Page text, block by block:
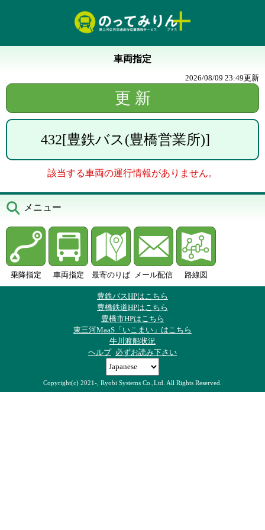
車両指定
2026/08/09 23:49更新
432[豊鉄バス(豊橋営業所)]
該当する車両の運行情報がありません。
メニュー
乗降指定 車両指定 最寄のりば メール配信 路線図
豊鉄バスHPはこちら
豊橋鉄道HPはこちら
豊橋市HPはこちら
東三河MaaS「いこまい」はこちら
牛川渡船状況
ヘルプ 必ずお読み下さい
Copyright(c) 2021-, Ryobi Systems Co.,Ltd. All Rights Reserved.